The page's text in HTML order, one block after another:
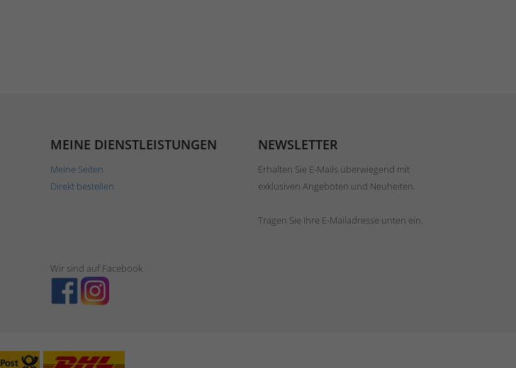
MEINE DIENSTLEISTUNGEN
Meine Seiten
Direkt bestellen
NEWSLETTER
Erhalten Sie E-Mails überwiegend mit
exklusiven Angeboten und Neuheiten.
Tragen Sie Ihre E-Mailadresse unten ein.
Wir sind auf Facebook